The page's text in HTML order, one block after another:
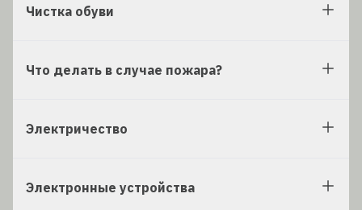
Чистка обуви
Что делать в случае пожара?
Электричество
Электронные устройства